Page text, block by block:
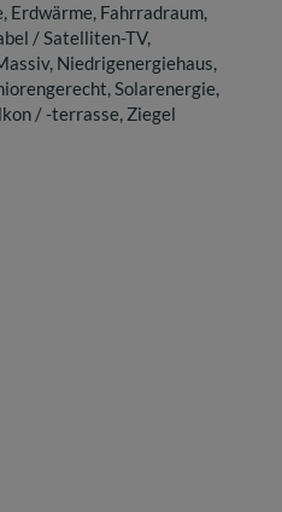
Erdwärme Fahrradraum
/ Satelliten-TV
Niedrigenergiehaus
Solarenergie
/ -terrasse Ziegel